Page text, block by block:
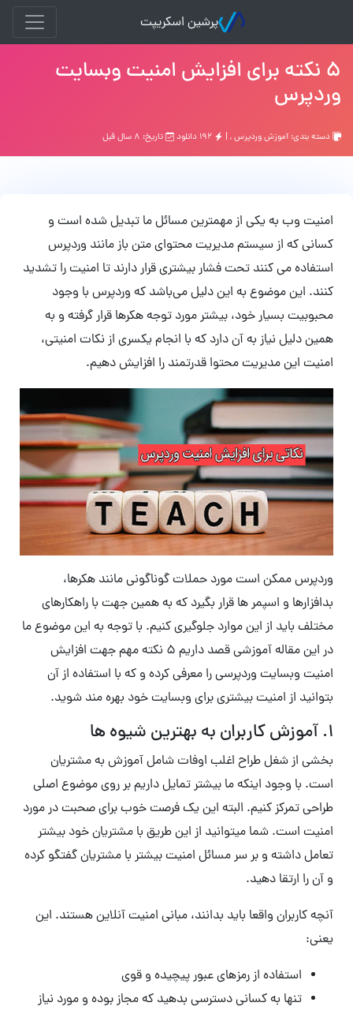
پرشین اسکریپت
۵ نکته برای افزایش امنیت وبسایت
وردپرس
دسته بندی: آموزش وردپرس, | تاریخ: ۸ سال قبل
امنیت وب به یکی از مهمترین مسائل ما تبدیل شده است و
کسانی که از سیستم مدیریت محتوای متن باز مانند وردپرس
استفاده می کنند تحت فشار بیشتری قرار دارند تا امنیت را تشدید
کنند. این موضوع به این دلیل می‌باشد که وردپرس با وجود
محبوبیت بسیار خود، بیشتر مورد توجه هکرها قرار گرفته و به
همین دلیل نیاز به آن دارد که با انجام یکسری از نکات امنیتی،
امنیت این مدیریت محتوا قدرتمند را افزایش دهیم.
وردپرس ممکن است مورد حملات گوناگونی مانند هکرها،
بدافزارها و اسپمر ها قرار بگیرد که به همین جهت با راهکارهای
مختلف باید از این موارد جلوگیری کنیم. با توجه به این موضوع ما
در این مقاله آموزشی قصد داریم ۵ نکته مهم جهت افزایش
امنیت وبسایت وردپرسی را معرفی کرده و که با استفاده از آن
بتوانید از امنیت بیشتری برای وبسایت خود بهره مند شوید.
۱. آموزش کاربران به بهترین شیوه ها
بخشی از شغل طراح اغلب اوفات شامل آموزش به مشتریان
است. با وجود اینکه ما بیشتر تمایل داریم بر روی موضوع اصلی
طراحی تمرکز کنیم. البته این یک فرصت خوب برای صحبت در مورد
امنیت است. شما میتوانید از این طریق با مشتریان خود بیشتر
تعامل داشته و بر سر مسائل امنیت بیشتر با مشتریان گفتگو کرده
و آن را ارتقا دهید.
آنچه کاربران واقعا باید بدانند، مبانی امنیت آنلاین هستند. این
یعنی:
استفاده از رمزهای عبور پیچیده و قوی
تنها به کسانی دسترسی بدهید که مجاز بوده و مورد نیاز